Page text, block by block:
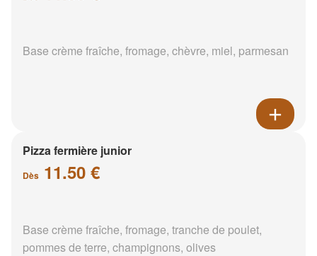
Base crème fraîche, fromage, chèvre, miel, parmesan
Pizza fermière junior
Dès 11.50 €
Base crème fraîche, fromage, tranche de poulet,
pommes de terre, champignons, olives